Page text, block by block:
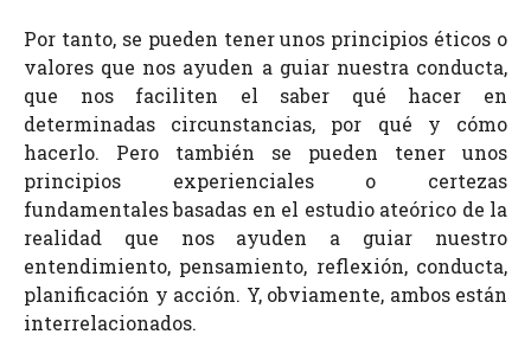
Por tanto, se pueden tener unos principios éticos o
valores que nos ayuden a guiar nuestra conducta,
que nos faciliten el saber qué hacer en
determinadas circunstancias, por qué y cómo
hacerlo. Pero también se pueden tener unos
principios experienciales o certezas
fundamentales basadas en el estudio ateórico de la
realidad que nos ayuden a guiar nuestro
entendimiento, pensamiento, reflexión, conducta,
planificación y acción. Y, obviamente, ambos están
interrelacionados.